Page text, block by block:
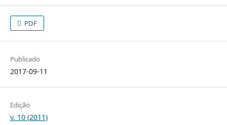
PDF
Publicado
2017-09-11
Edição
v. 10 (2011)